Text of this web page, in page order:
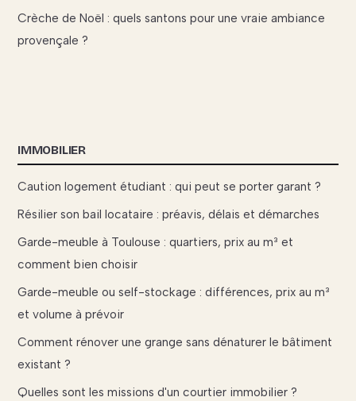
Crèche de Noël : quels santons pour une vraie ambiance
provençale ?
IMMOBILIER
Caution logement étudiant : qui peut se porter garant ?
Résilier son bail locataire : préavis, délais et démarches
Garde-meuble à Toulouse : quartiers, prix au m³ et
comment bien choisir
Garde-meuble ou self-stockage : différences, prix au m³
et volume à prévoir
Comment rénover une grange sans dénaturer le bâtiment
existant ?
Quelles sont les missions d'un courtier immobilier ?